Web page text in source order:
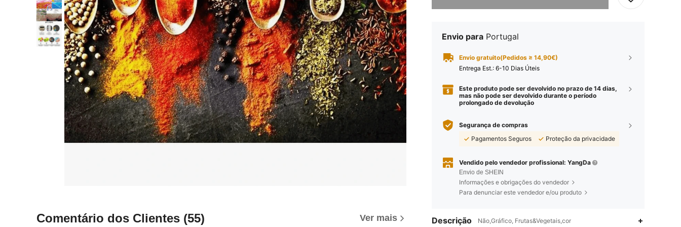
Comentário dos Clientes (55) Ver mais
Envio para Portugal
Envio gratuito(Pedidos ≥ 14,90€)
Entrega Est.: 6-10 Dias Úteis
Este produto pode ser devolvido no prazo de 14 dias,
mas não pode ser devolvido durante o período
prolongado de devolução
Segurança de compras
Pagamentos Seguros
Proteção da privacidade
Vendido pelo vendedor profissional: YangDa
Envio de SHEIN
Informações e obrigações do vendedor
Para denunciar este vendedor e/ou produto
Descrição Não,Gráfico, Frutas&Vegetais,cor